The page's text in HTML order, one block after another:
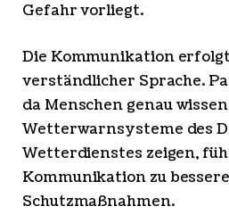
Gefahr vorliegt.
Die Kommunikation
verständlicher Sprache.
da Menschen genau
Wetterwarnsysteme des
Wetterdienstes zeigen,
Kommunikation zu
Schutzmaßnahmen.